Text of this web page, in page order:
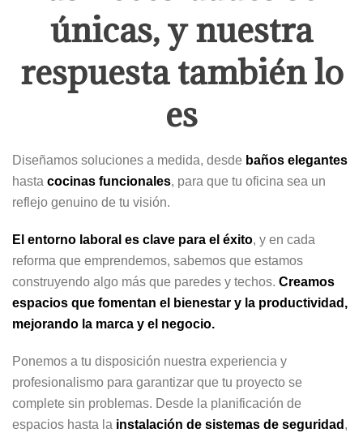
únicas, y nuestra
respuesta también lo
es
Diseñamos soluciones a medida, desde baños elegantes
hasta cocinas funcionales, para que tu oficina sea un
reflejo genuino de tu visión.
El entorno laboral es clave para el éxito, y en cada
reforma que emprendemos, sabemos que estamos
construyendo algo más que paredes y techos. Creamos
espacios que fomentan el bienestar y la productividad,
mejorando la marca y el negocio.
Ponemos a tu disposición nuestra experiencia y
profesionalismo para garantizar que tu proyecto se
complete sin problemas. Desde la planificación de
espacios hasta la instalación de sistemas de seguridad ,